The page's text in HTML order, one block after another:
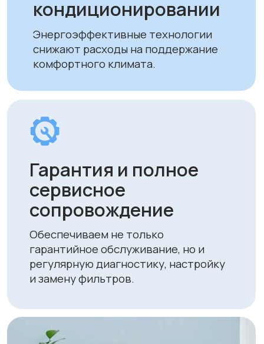
Оплата
Доставка осуществляется после
полной предоплаты заказа.
Вы можете оплатить заказ
• Безналичный расчет
• Через системы Kaspi QR, Kaspi Red
• Оформление рассрочки через
банки-партнеры (Kaspi Bank, Home
Bank, Forte Bank, Freedom Finance
Bank, Halyk Bank) на срок до 24
месяцев
Мы осуществляем бесплатную
доставку по городам Алматы
курьером в рабочие дни
доставки по Алматы составляет до 3
Доставка